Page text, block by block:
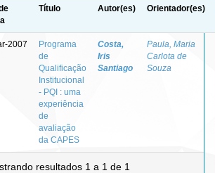
Título Autor(es) Orientador(es)
2007
Programa
de
Qualificação
Institucional
- PQI : uma
experiência
de
avaliação
da CAPES
Costa,
Iris
Santiago
Paula, Maria
Carlota de
Souza
resultados 1 a 1 de 1